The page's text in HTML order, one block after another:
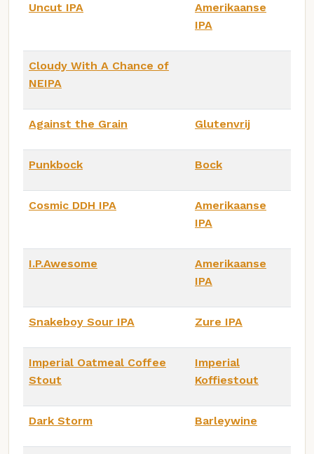
Uncut IPA
Amerikaanse
IPA
Cloudy With A Chance of
NEIPA
Against the Grain Glutenvrij
Punkbock Bock
Cosmic DDH IPA
Amerikaanse
IPA
I.P.Awesome
Amerikaanse
IPA
Snakeboy Sour IPA Zure IPA
Imperial Oatmeal Coffee
Stout
Imperial
Koffiestout
Dark Storm Barleywine